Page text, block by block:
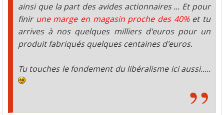
ainsi que la part des avides actionnaires ... Et pour
finir une marge en magasin proche des 40% et tu
arrives à nos quelques milliers d'euros pour un
produit fabriqués quelques centaines d'euros.
Tu touches le fondement du libéralisme ici aussi.....